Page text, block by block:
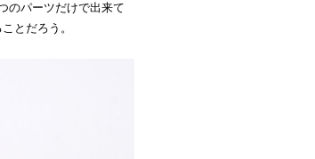
のパーツだけで出来て
とだろう。